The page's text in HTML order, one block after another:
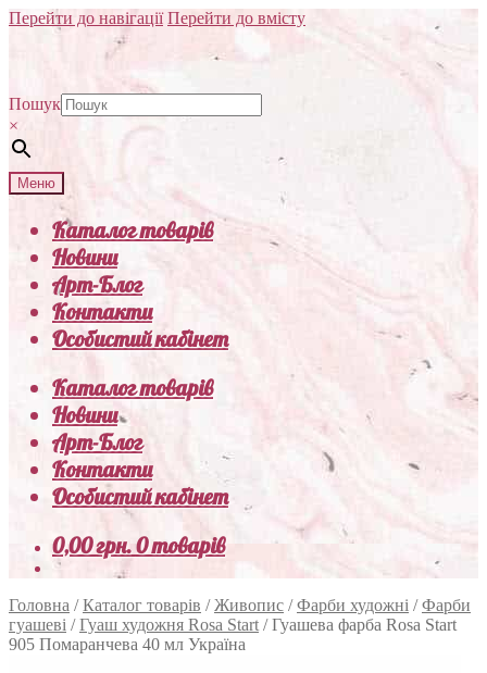
Перейти до навігації Перейти до вмісту
Пошук
×
Меню
Каталог товарів
Новини
Арт-Блог
Контакти
Особистий кабінет
Каталог товарів
Новини
Арт-Блог
Контакти
Особистий кабінет
0,00грн.0 товарів
Головна /Каталог товарів /Живопис /Фарби художні /Фарби
гуашеві /Гуаш художня Rosa Start /Гуашева фарба Rosa Start
905 Помаранчева 40 мл Україна